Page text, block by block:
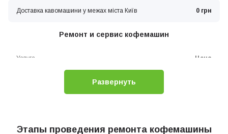
Доставка кавомашини у межах міста Київ 0 грн
Ремонт и сервис кофемашин
Услуга Цена
Заміна електричної проводки
Прошивка вузла керування кавомашини 0 грн
Развернуть
Этапы проведения ремонта кофемашины